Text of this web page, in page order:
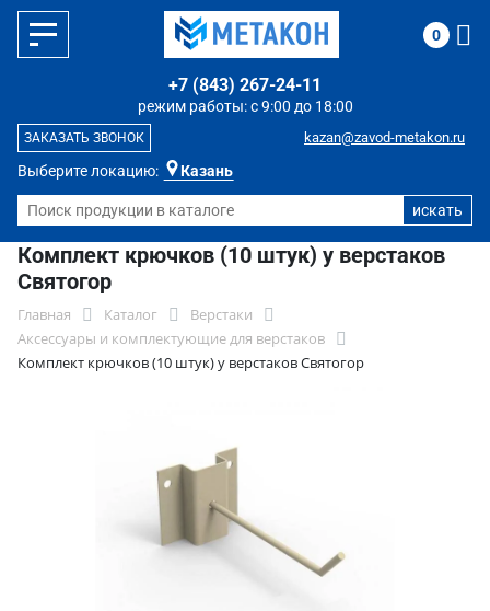
Выберите локацию: Казань
режим работы: с 9:00 до 18:00
+7 (843) 267-24-11
kazan@zavod-metakon.ru
ЗАКАЗАТЬ ЗВОНОК
0
Комплект крючков (10 штук) у верстаков
Святогор
Главная Каталог
Верстаки
Аксессуары и комплектующие для верстаков
Комплект крючков (10 штук) у верстаков Святогор